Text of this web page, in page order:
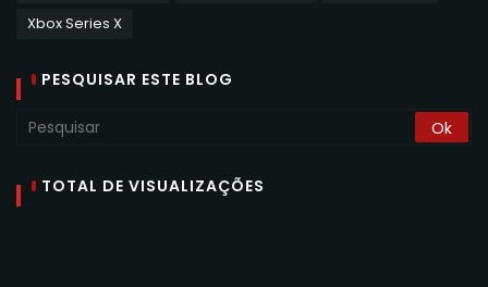
Xbox Series X
PESQUISAR ESTE BLOG
TOTAL DE VISUALIZAÇÕES